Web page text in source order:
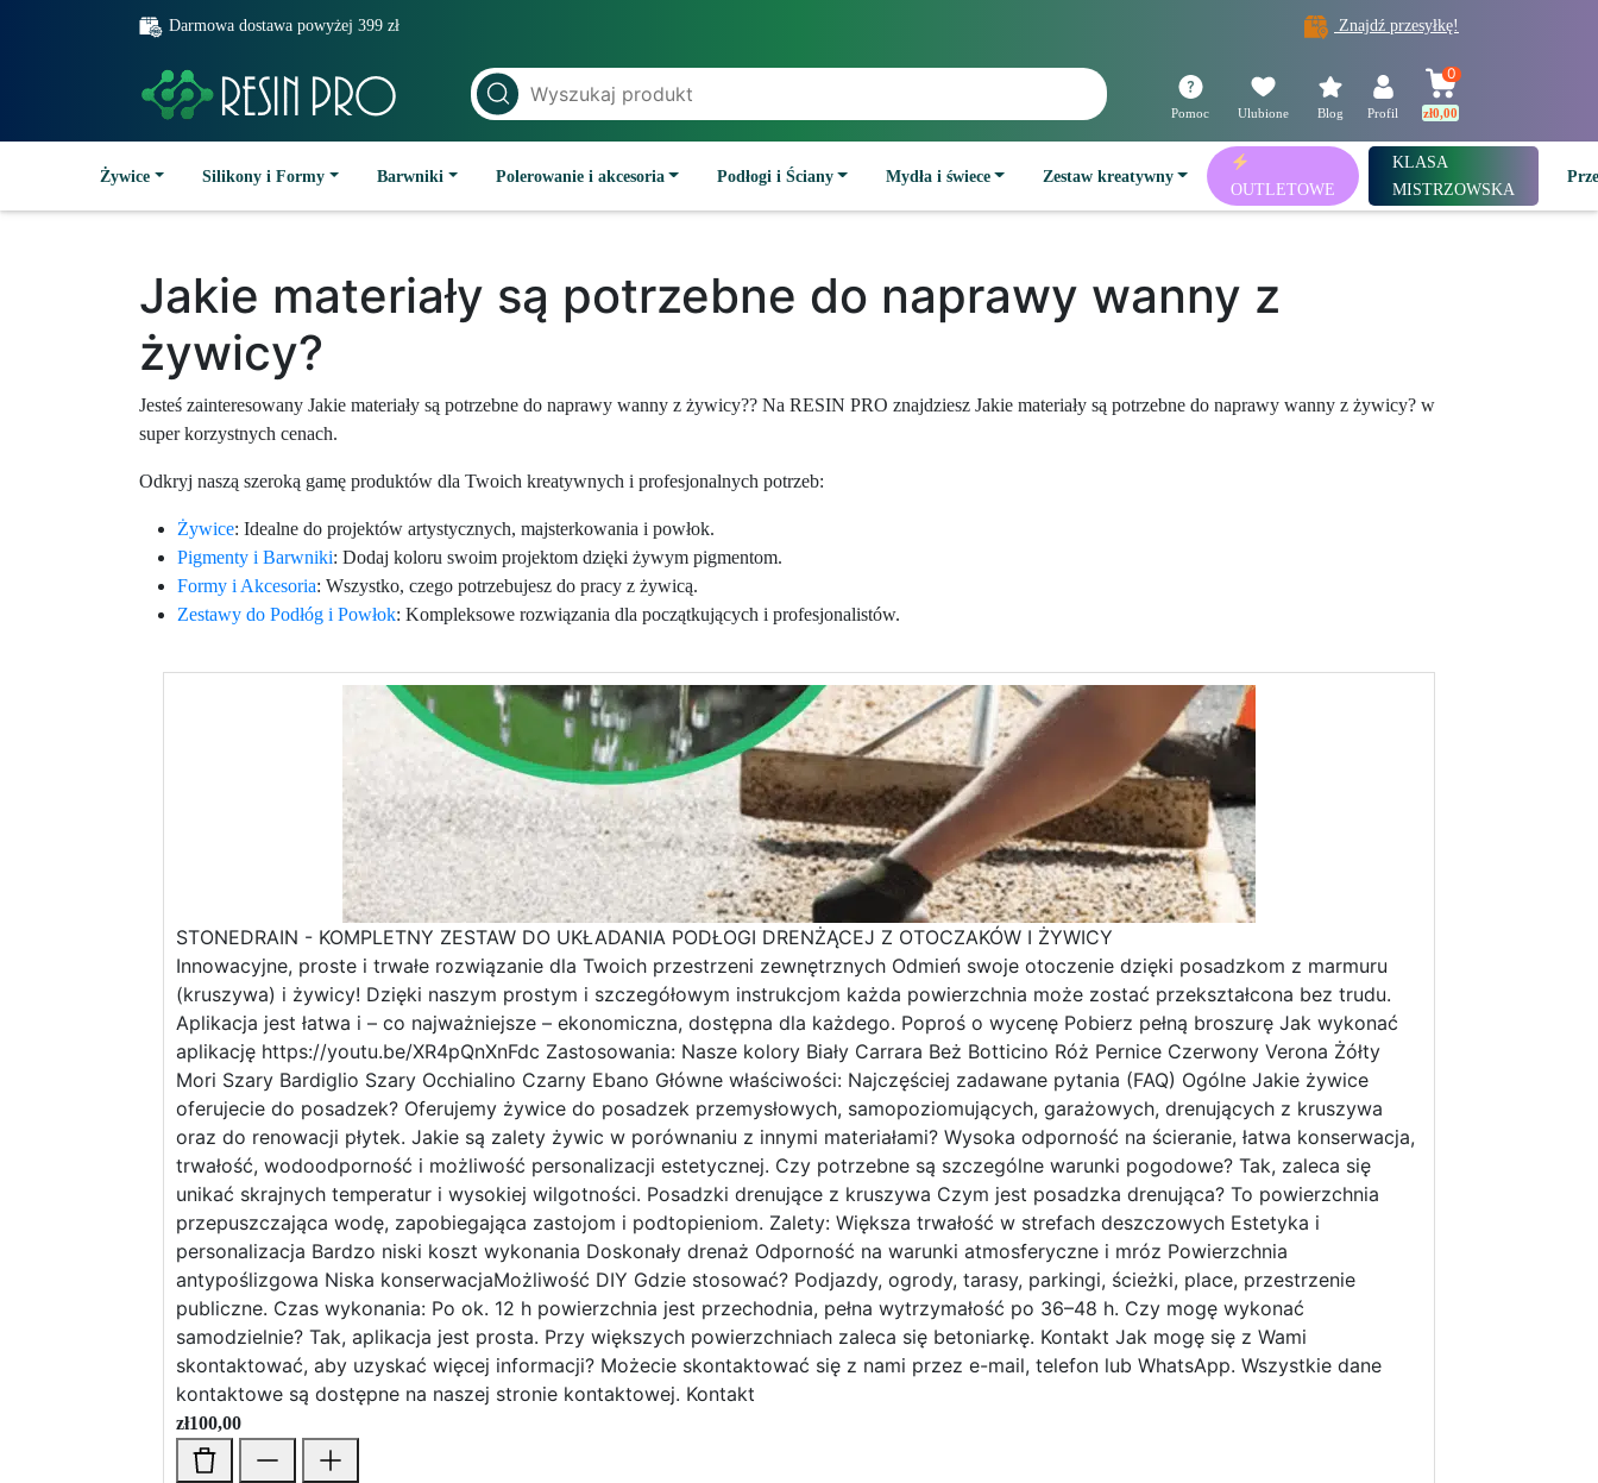
Darmowa dostawa powyżej 399 zł Znajdź przesyłkę!
Pomoc Ulubione Blog Profil
0
zł0,00
Żywice Silikony i Formy Barwniki Polerowanie i akcesoria Podłogi i Ściany Mydła i świece Zestaw kreatywny
OUTLETOWE
KLASA
MISTRZOWSKA
Jakie materiały są potrzebne do naprawy wanny z
żywicy?
Jesteś zainteresowany Jakie materiały są potrzebne do naprawy wanny z żywicy?? Na RESIN PRO znajdziesz Jakie materiały są potrzebne do naprawy wanny z żywicy? w
super korzystnych cenach.
Odkryj naszą szeroką gamę produktów dla Twoich kreatywnych i profesjonalnych potrzeb:
Żywice: Idealne do projektów artystycznych, majsterkowania i powłok.
Pigmenty i Barwniki: Dodaj koloru swoim projektom dzięki żywym pigmentom.
Formy i Akcesoria: Wszystko, czego potrzebujesz do pracy z żywicą.
Zestawy do Podłóg i Powłok: Kompleksowe rozwiązania dla początkujących i profesjonalistów.
STONEDRAIN - KOMPLETNY ZESTAW DO UKŁADANIA PODŁOGI DRENŻĄCEJ Z OTOCZAKÓW I ŻYWICY
Innowacyjne, proste i trwałe rozwiązanie dla Twoich przestrzeni zewnętrznych Odmień swoje otoczenie dzięki posadzkom z marmuru
(kruszywa) i żywicy! Dzięki naszym prostym i szczegółowym instrukcjom każda powierzchnia może zostać przekształcona bez trudu.
Aplikacja jest łatwa i – co najważniejsze – ekonomiczna, dostępna dla każdego. Poproś o wycenę Pobierz pełną broszurę Jak wykonać
aplikację https://youtu.be/XR4pQnXnFdc Zastosowania: Nasze kolory Biały Carrara Beż Botticino Róż Pernice Czerwony Verona Żółty
Mori Szary Bardiglio Szary Occhialino Czarny Ebano Główne właściwości: Najczęściej zadawane pytania (FAQ) Ogólne Jakie żywice
oferujecie do posadzek? Oferujemy żywice do posadzek przemysłowych, samopoziomujących, garażowych, drenujących z kruszywa
oraz do renowacji płytek. Jakie są zalety żywic w porównaniu z innymi materiałami? Wysoka odporność na ścieranie, łatwa konserwacja,
trwałość, wodoodporność i możliwość personalizacji estetycznej. Czy potrzebne są szczególne warunki pogodowe? Tak, zaleca się
unikać skrajnych temperatur i wysokiej wilgotności. Posadzki drenujące z kruszywa Czym jest posadzka drenująca? To powierzchnia
przepuszczająca wodę, zapobiegająca zastojom i podtopieniom. Zalety: Większa trwałość w strefach deszczowych Estetyka i
personalizacja Bardzo niski koszt wykonania Doskonały drenaż Odporność na warunki atmosferyczne i mróz Powierzchnia
antypoślizgowa Niska konserwacjaMożliwość DIY Gdzie stosować? Podjazdy, ogrody, tarasy, parkingi, ścieżki, place, przestrzenie
publiczne. Czas wykonania: Po ok. 12 h powierzchnia jest przechodnia, pełna wytrzymałość po 36–48 h. Czy mogę wykonać
samodzielnie? Tak, aplikacja jest prosta. Przy większych powierzchniach zaleca się betoniarkę. Kontakt Jak mogę się z Wami
skontaktować, aby uzyskać więcej informacji? Możecie skontaktować się z nami przez e-mail, telefon lub WhatsApp. Wszystkie dane
kontaktowe są dostępne na naszej stronie kontaktowej. Kontakt
zł100,00